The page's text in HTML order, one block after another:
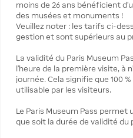
moins de 26 ans bénéficient
des musées et monuments !
Veuillez noter : les tarifs ci-
gestion et sont supérieurs au
La validité du Paris Museum
l’heure de la première visite, à
journée. Cela signifie que 100
utilisable par les visiteurs.
Le Paris Museum Pass permet
que soit la durée de validité du